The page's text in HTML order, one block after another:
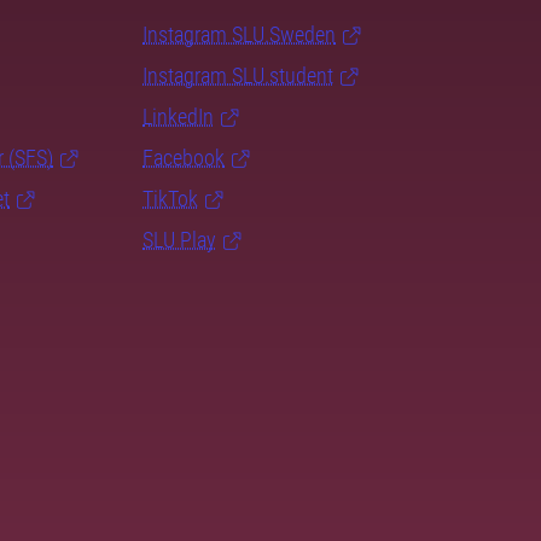
Instagram SLU.Sweden
Instagram SLU.student
LinkedIn
Facebook
TikTok
SLU Play